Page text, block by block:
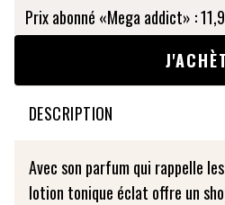
Prix abonné «Mega addict» :
DESCRIPTION
Avec son parfum qui rappelle
lotion tonique éclat offre un